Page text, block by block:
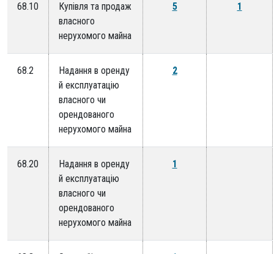
68.10
Купівля та продаж
власного
нерухомого майна
5 1
68.2
Надання в оренду
й експлуатацію
власного чи
орендованого
нерухомого майна
2
68.20
Надання в оренду
й експлуатацію
власного чи
орендованого
нерухомого майна
1